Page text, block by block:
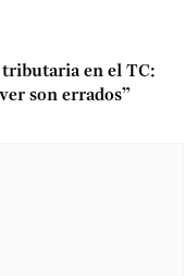
en el TC:
son errados”